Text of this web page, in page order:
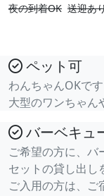
夜の到着OK 送迎あ
ペット可
わんちゃんOKです
大型のワンちゃん
バーベキュ
ご希望の方に、バ
セットの貸し出し
ご入用の方は、ご